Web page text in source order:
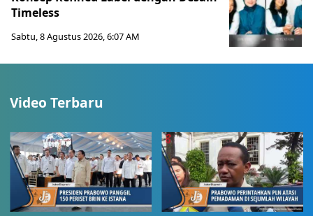
Timeless
Sabtu, 8 Agustus 2026, 6:07 AM
Video Terbaru